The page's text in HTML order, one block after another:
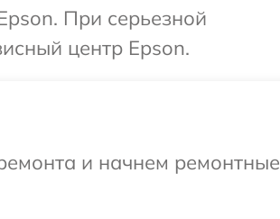
При серьезной
центр Epson.
и начнем ремонтные